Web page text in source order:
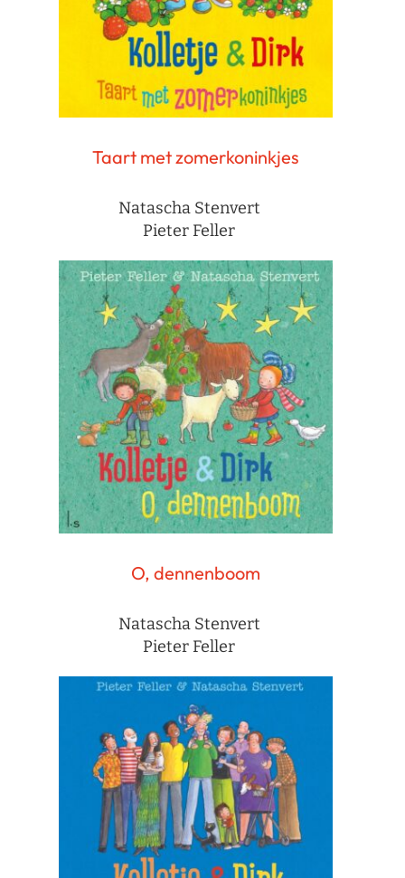
Taart met zomerkoninkjes
Natascha Stenvert
Pieter Feller
O, dennenboom
Natascha Stenvert
Pieter Feller